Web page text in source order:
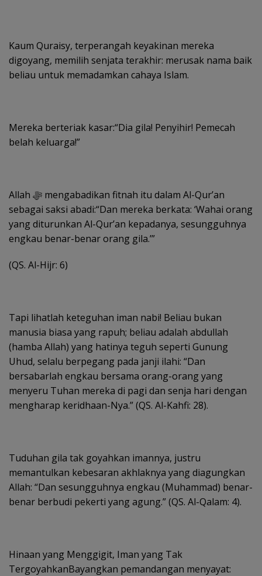
Kaum Quraisy, terperangah keyakinan mereka
digoyang, memilih senjata terakhir: merusak nama baik
beliau untuk memadamkan cahaya Islam.
Mereka berteriak kasar:“Dia gila! Penyihir! Pemecah
belah keluarga!”
Allah ﷻ mengabadikan fitnah itu dalam Al-Qur’an
sebagai saksi abadi:“Dan mereka berkata: ‘Wahai orang
yang diturunkan Al-Qur’an kepadanya, sesungguhnya
engkau benar-benar orang gila.’”
(QS. Al-Hijr: 6)
Tapi lihatlah keteguhan iman nabi! Beliau bukan
manusia biasa yang rapuh; beliau adalah abdullah
(hamba Allah) yang hatinya teguh seperti Gunung
Uhud, selalu berpegang pada janji ilahi: “Dan
bersabarlah engkau bersama orang-orang yang
menyeru Tuhan mereka di pagi dan senja hari dengan
mengharap keridhaan-Nya.” (QS. Al-Kahfi: 28).
Tuduhan gila tak goyahkan imannya, justru
memantulkan kebesaran akhlaknya yang diagungkan
Allah: “Dan sesungguhnya engkau (Muhammad) benar-
benar berbudi pekerti yang agung.” (QS. Al-Qalam: 4).
Hinaan yang Menggigit, Iman yang Tak
TergoyahkanBayangkan pemandangan menyayat: